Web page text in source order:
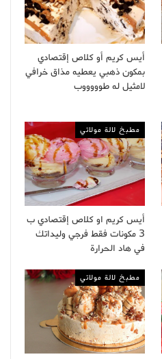
أيس كريم أو كلاص إقتصادي
بمكون ذهبي يعطيه مذاق خرافي
لامثيل له طوووووب
مطبخ لالة مولاتي
أيس كريم او كلاص إقتصادي ب
3 مكونات فقط فرجي وليداتك
في هاد الحرارة
مطبخ لالة مولاتي